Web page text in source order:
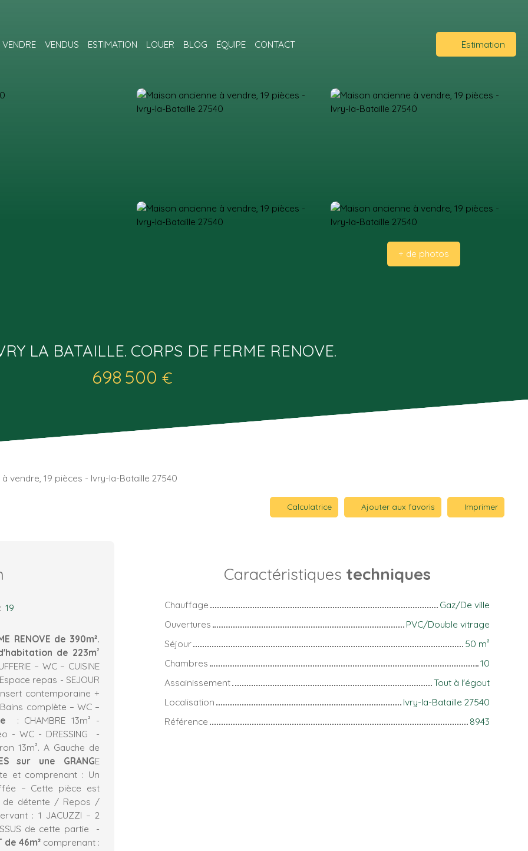
VENDRE VENDUS ESTIMATION LOUER BLOG ÉQUIPE CONTACT Estimation
+ de photos
LA BATAILLE. CORPS DE FERME RENOVE.
698 500 €
vendre, 19 pièces - Ivry-la-Bataille 27540
Calculatrice Ajouter aux favoris Imprimer
: 19
RENOVE de 390m².
de 223m²
– WC – CUISINE
repas - SEJOUR
contemporaine +
complète – WC –
: CHAMBRE 13m² -
- WC - DRESSING -
13m². A Gauche de
sur une GRANGE
et comprenant : Un
– Cette pièce est
de détente / Repos /
: 1 JACUZZI – 2
de cette partie -
de 46m² comprenant :
Caractéristiques techniques
Chauffage
Gaz/De ville
Ouvertures
PVC/Double vitrage
Séjour
50 m²
Chambres
10
Assainissement
Tout à l'égout
Localisation
Ivry-la-Bataille 27540
Référence
8943